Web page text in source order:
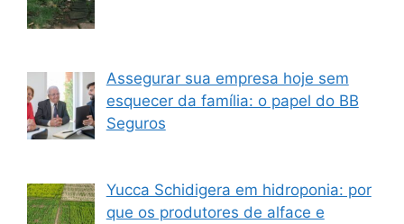
Assegurar sua empresa hoje sem
esquecer da família: o papel do BB
Seguros
Yucca Schidigera em hidroponia: por
que os produtores de alface e